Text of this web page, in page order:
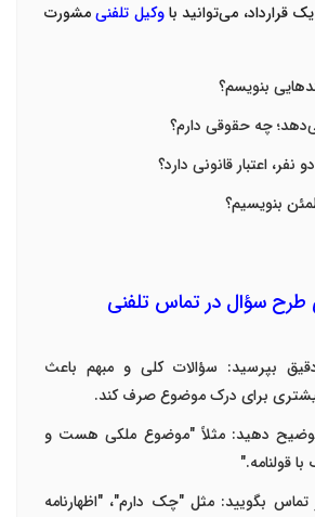
می‌توانید باوکیل تلفنیمشورت
بنویسم؟
چه حقوقی دارم؟
اعتبار قانونی دارد؟
بنویسیم؟
طرح سؤال در تماس تلفنی
بپرسید: سؤالات کلی و مبهم باعث
برای درک موضوع صرف کند.
توضیح دهید: مثلاً "موضوع ملکی هست و
قولنامه."
تماس بگویید: مثل "چک دارم"، "اظهارنامه